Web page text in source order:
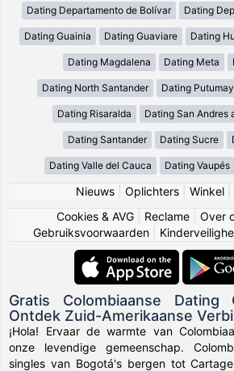
Dating Departamento de Bolívar Dating
Dating Guainia Dating Guaviare Dating
Dating Magdalena Dating Meta
Dating North Santander Dating
Dating Risaralda Dating San Andres
Dating Santander Dating Sucre
Dating Valle del Cauca Dating Vaupés
Nieuws| Oplichters| Winkel|
Cookies & AVG
Reclame Over
Gebruiksvoorwaarden
Gratis Colombiaanse Dating
Ontdek Zuid-Amerikaanse
¡Hola! Ervaar de warmte van
onze levendige gemeenschap.
singles van Bogotá's bergen tot